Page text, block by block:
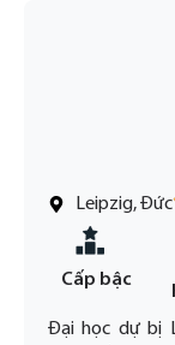
Leipzig, Đức
Cấp bậc
Đại học dự bị